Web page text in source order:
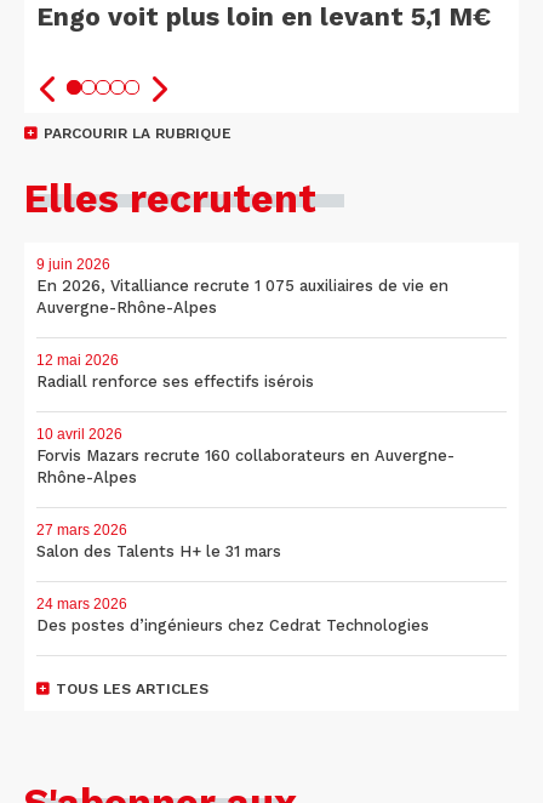
Engo voit plus loin en levant 5,1 M€
PARCOURIR LA RUBRIQUE
Elles recrutent
9 juin 2026
En 2026, Vitalliance recrute 1 075 auxiliaires de vie en
Auvergne-Rhône-Alpes
12 mai 2026
Radiall renforce ses effectifs isérois
10 avril 2026
Forvis Mazars recrute 160 collaborateurs en Auvergne-
Rhône-Alpes
27 mars 2026
Salon des Talents H+ le 31 mars
24 mars 2026
Des postes d’ingénieurs chez Cedrat Technologies
TOUS LES ARTICLES